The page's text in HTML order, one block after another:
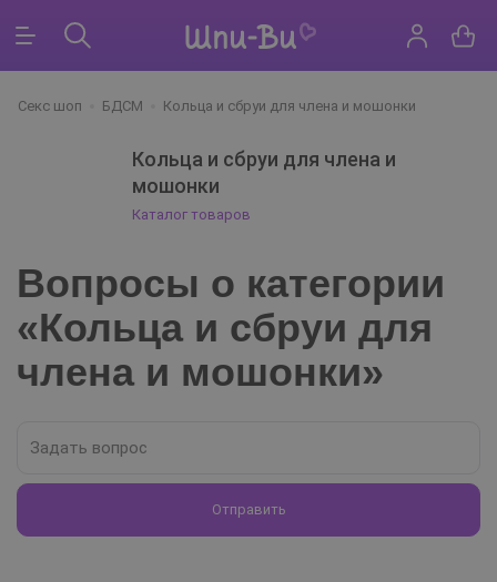
Секс шоп БДСМ Кольца и сбруи для члена и мошонки
Кольца и сбруи для члена и
мошонки
Каталог товаров
Вопросы о категории
«Кольца и сбруи для
члена и мошонки»
Задать вопрос
Отправить